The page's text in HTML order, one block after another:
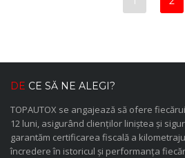
DE CE SĂ NE ALEGI?
TOPAUTOX se angajează să ofere
12 luni, asigurând clienților liniștea și
garantăm certificarea fiscală a
încredere în istoricul și performanța